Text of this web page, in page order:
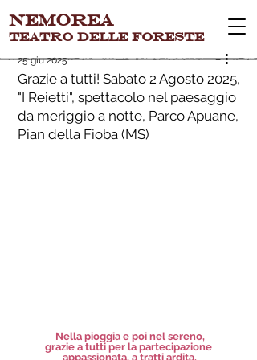
Nemorea
teatro delle foreste
Grazie a tutti! Sabato 2 Agosto 2025,
"I Reietti", spettacolo nel paesaggio
da meriggio a notte, Parco Apuane,
Pian della Fioba (MS)
25 giu 2025
Nella pioggia e poi nel sereno,
grazie a tutti per la partecipazione
appassionata, a tratti ardita.